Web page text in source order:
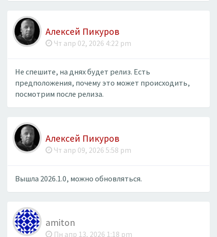
Алексей Пикуров
Чт апр 02, 2026 4:22 pm
Не спешите, на днях будет релиз. Есть
предположения, почему это может происходить,
посмотрим после релиза.
Алексей Пикуров
Чт апр 09, 2026 5:58 pm
Вышла 2026.1.0, можно обновляться.
amiton
Пн апр 13, 2026 1:18 pm